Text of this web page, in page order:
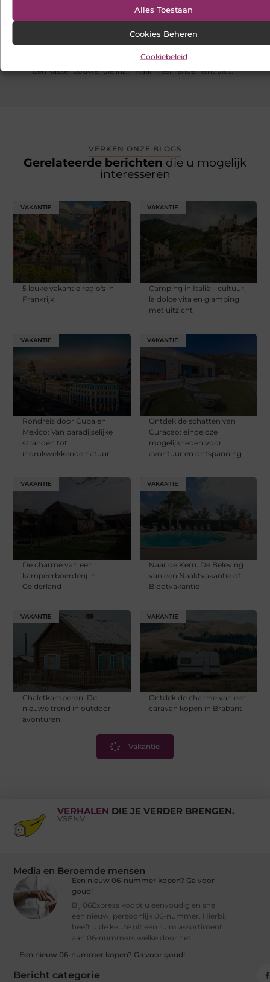
Alles Toestaan
Cookies Beheren
Cookiebeleid
Een kassenbouwer die inzet op duurzame innovaties
VOLGENDE
Haal meer rendement uit content optimalisatie binnen B2B online marketing
VERKEN ONZE BLOGS
Gerelateerde berichten die u mogelijk
interesseren
VAKANTIE
5 leuke vakantie regio's in
Frankrijk
VAKANTIE
Camping in Italië – cultuur,
la dolce vita en glamping
met uitzicht
VAKANTIE
Rondreis door Cuba en
Mexico: Van paradijselijke
stranden tot
indrukwekkende natuur
VAKANTIE
Ontdek de schatten van
Curaçao: eindeloze
mogelijkheden voor
avontuur en ontspanning
VAKANTIE
De charme van een
kampeerboerderij in
Gelderland
VAKANTIE
Naar de Kern: De Beleving
van een Naaktvakantie of
Blootvakantie
VAKANTIE
Chaletkamperen: De
nieuwe trend in outdoor
avonturen
VAKANTIE
Ontdek de charme van een
caravan kopen in Brabant
Vakantie
VERHALEN DIE JE VERDER BRENGEN.
VSENV
Media en Beroemde mensen
Een nieuw 06-nummer kopen? Ga voor
goud!
Bij 06Express koopt u eenvoudig en snel
een nieuw, persoonlijk 06-nummer. Hierbij
heeft u de keuze uit een ruim assortiment
aan 06-nummers welke door het
Een nieuw 06-nummer kopen? Ga voor goud!
Bericht categorie